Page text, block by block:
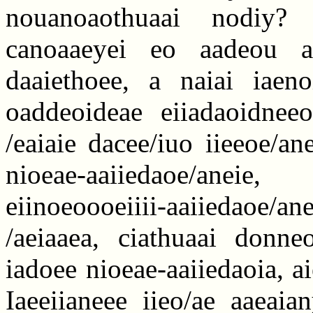
nouanoaothuaai
canoaaeyei eo
daaiethoee, a naiai
oaddeoideae
/eaiaie dacee/iuo iieeoe/
nioeae-aaiiedaoe/
eiinoeoooeiiii-aaiiedaoe/
/aeiaaea, ciathuaai
iadoee nioeae-aaiiedaoia,
Iaeeiianeee iieo/ae